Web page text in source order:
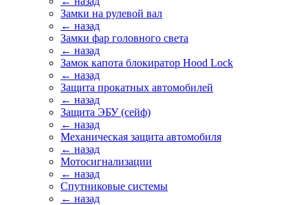
Замки на рулевой вал
← назад
Замки фар головного света
← назад
Замок капота блокиратор Hood Lock
← назад
Защита прокатных автомобилей
← назад
Защита ЭБУ (сейф)
← назад
Механическая защита автомобиля
← назад
Мотосигнализации
← назад
Спутниковые системы
← назад